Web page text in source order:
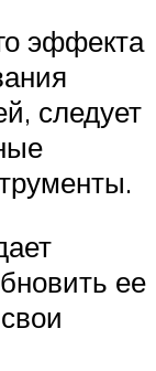
эффекта
следует
ее